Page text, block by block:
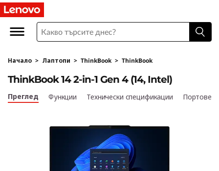
L
n
o
v
Начало > Лаптопи > ThinkBook > ThinkBook
ThinkBook 14 2-in-1 Gen 4 (14, Intel)
Преглед Функции Технически спецификации Портове